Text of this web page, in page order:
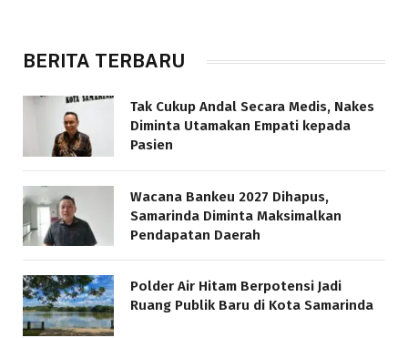
BERITA TERBARU
Tak Cukup Andal Secara Medis, Nakes
Diminta Utamakan Empati kepada
Pasien
Wacana Bankeu 2027 Dihapus,
Samarinda Diminta Maksimalkan
Pendapatan Daerah
Polder Air Hitam Berpotensi Jadi
Ruang Publik Baru di Kota Samarinda